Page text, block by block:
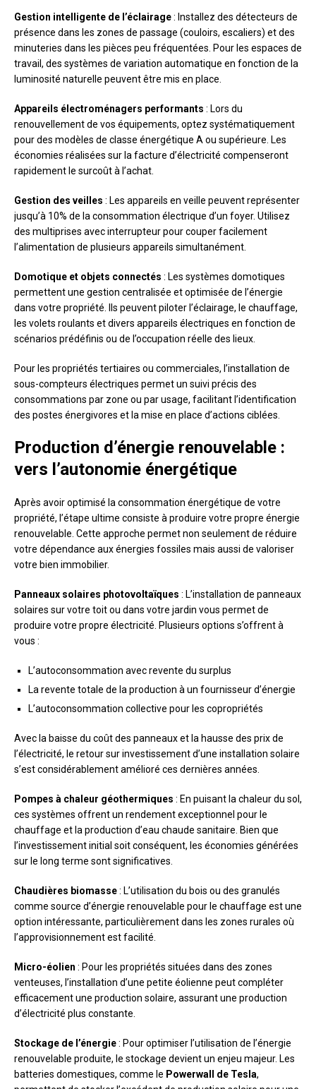
Gestion intelligente de l’éclairage: Installez des détecteurs de
présence dans les zones de passage (couloirs, escaliers) et des
minuteries dans les pièces peu fréquentées. Pour les espaces de
travail, des systèmes de variation automatique en fonction de la
luminosité naturelle peuvent être mis en place.
Appareils électroménagers performants : Lors du
renouvellement de vos équipements, optez systématiquement
pour des modèles de classe énergétique A ou supérieure. Les
économies réalisées sur la facture d’électricité compenseront
rapidement le surcoût à l’achat.
Gestion des veilles : Les appareils en veille peuvent représenter
jusqu’à 10% de la consommation électrique d’un foyer. Utilisez
des multiprises avec interrupteur pour couper facilement
l’alimentation de plusieurs appareils simultanément.
Domotique et objets connectés : Les systèmes domotiques
permettent une gestion centralisée et optimisée de l’énergie
dans votre propriété. Ils peuvent piloter l’éclairage, le chauffage,
les volets roulants et divers appareils électriques en fonction de
scénarios prédéfinis ou de l’occupation réelle des lieux.
Pour les propriétés tertiaires ou commerciales, l’installation de
sous-compteurs électriques permet un suivi précis des
consommations par zone ou par usage, facilitant l’identification
des postes énergivores et la mise en place d’actions ciblées.
Production d’énergie renouvelable :
vers l’autonomie énergétique
Après avoir optimisé la consommation énergétique de votre
propriété, l’étape ultime consiste à produire votre propre énergie
renouvelable. Cette approche permet non seulement de réduire
votre dépendance aux énergies fossiles mais aussi de valoriser
votre bien immobilier.
Panneaux solaires photovoltaïques : L’installation de panneaux
solaires sur votre toit ou dans votre jardin vous permet de
produire votre propre électricité. Plusieurs options s’offrent à
vous :
L’autoconsommation avec revente du surplus
La revente totale de la production à un fournisseur d’énergie
L’autoconsommation collective pour les copropriétés
Avec la baisse du coût des panneaux et la hausse des prix de
l’électricité, le retour sur investissement d’une installation solaire
s’est considérablement amélioré ces dernières années.
Pompes à chaleur géothermiques : En puisant la chaleur du sol,
ces systèmes offrent un rendement exceptionnel pour le
chauffage et la production d’eau chaude sanitaire. Bien que
l’investissement initial soit conséquent, les économies générées
sur le long terme sont significatives.
Chaudières biomasse: L’utilisation du bois ou des granulés
comme source d’énergie renouvelable pour le chauffage est une
option intéressante, particulièrement dans les zones rurales où
l’approvisionnement est facilité.
Micro-éolien : Pour les propriétés situées dans des zones
venteuses, l’installation d’une petite éolienne peut compléter
efficacement une production solaire, assurant une production
d’électricité plus constante.
Stockage de l’énergie: Pour optimiser l’utilisation de l’énergie
renouvelable produite, le stockage devient un enjeu majeur. Les
batteries domestiques, comme le Powerwall de Tesla,